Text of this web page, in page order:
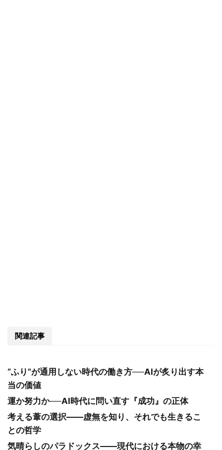
関連記事
“ふり”が通用しない時代の働き方──AIが炙り出す本
当の価値
運か努力か──AI時代に問い直す『成功』の正体
考える葦の選択――虚無を知り、それでも生きるこ
との哲学
気晴らしのパラドックス――現代における本物の幸